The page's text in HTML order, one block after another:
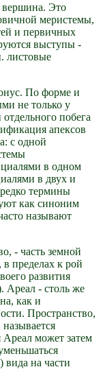
вершина. Это
меристемы,
и первичных
выступы -
листовые
По форме и
не только у
побега
апексов
с одной
в одном
в двух и
термины
как синоним
называют
- часть земной
пределах к рой
развития
Ареал - столь же
как и
Пространство,
может затем
на части